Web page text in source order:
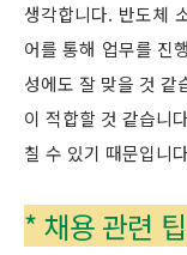
생각합니다. 반도체
어를 통해 업무를 진
성에도 잘 맞을 것 같
이 적합할 것 같습니
칠 수 있기 때문입니
* 채용 관련